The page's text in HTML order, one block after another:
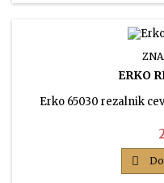
ERKO
Erko 65030 rezalnik
